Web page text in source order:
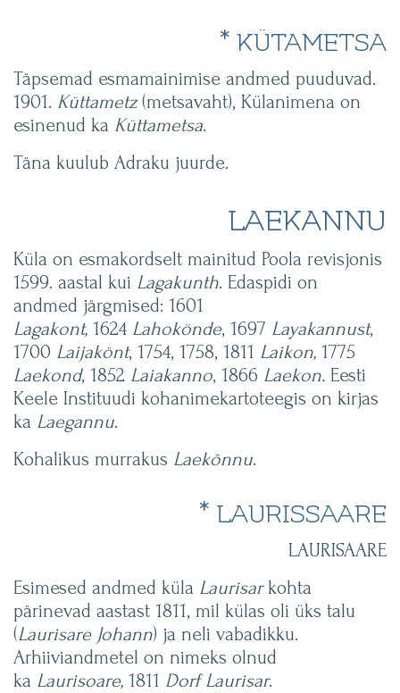
* KÜTAMETSA
Täpsemad esmamainimise andmed puuduvad.
1901. Küttametz(metsavaht), Külanimena on
esinenud ka Küttametsa.
Täna kuulub Adraku juurde.
LAEKANNU
Küla on esmakordselt mainitud Poola revisjonis
1599. aastal kui Lagakunth. Edaspidi on
andmed järgmised: 1601
Lagakont, 1624 Lahokönde, 1697 Layakannust,
1700 Laijakönt, 1754, 1758, 1811 Laikon, 1775
Laekond, 1852 Laiakanno, 1866 Laekon. Eesti
Keele Instituudi kohanimekartoteegis on kirjas
ka Laegannu.
Kohalikus murrakus Laekõnnu.
* LAURISSAARE
LAURISAARE
Esimesed andmed küla Laurisarkohta
pärinevad aastast 1811, mil külas oli üks talu
(Laurisare Johann) ja neli vabadikku.
Arhiiviandmetel on nimeks olnud
ka Laurisoare, 1811 Dorf Laurisar.